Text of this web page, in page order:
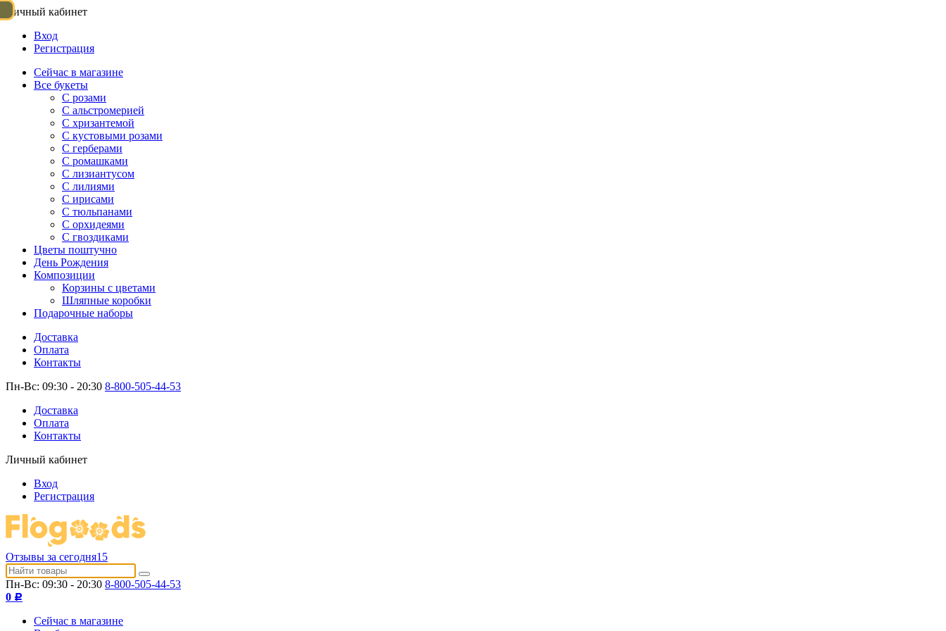
Личный кабинет
Вход
Регистрация
Сейчас в магазине
Все букеты
C розами
С альстромерией
С хризантемой
С кустовыми розами
С герберами
С ромашками
С лизиантусом
С лилиями
С ирисами
С тюльпанами
С орхидеями
С гвоздиками
Цветы поштучно
День Рождения
Композиции
Корзины с цветами
Шляпные коробки
Подарочные наборы
Доставка
Оплата
Контакты
Пн-Вс: 09:30 - 20:30 8-800-505-44-53
Доставка
Оплата
Контакты
Личный кабинет
Вход
Регистрация
Отзывы за сегодня15
Пн-Вс: 09:30 - 20:30 8-800-505-44-53
0 Р
Сейчас в магазине